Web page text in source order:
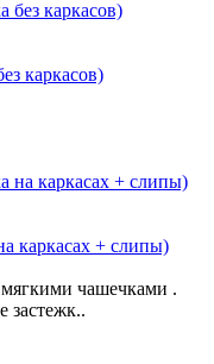
каркасов)
каркасах + слипы)
чашечками .
застежк..